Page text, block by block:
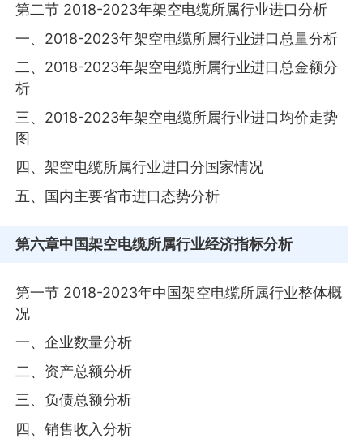
第二节 2018-2023年架空电缆所属行业进口分析
一、2018-2023年架空电缆所属行业进口总量分析
二、2018-2023年架空电缆所属行业进口总金额分
析
三、2018-2023年架空电缆所属行业进口均价走势
图
四、架空电缆所属行业进口分国家情况
五、国内主要省市进口态势分析
第六章中国架空电缆所属行业经济指标分析
第一节 2018-2023年中国架空电缆所属行业整体概
况
一、企业数量分析
二、资产总额分析
三、负债总额分析
四、销售收入分析